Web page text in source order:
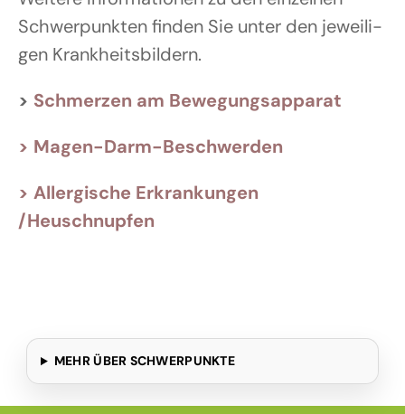
Schwer­punk­ten fin­den Sie unter den jewei­li­
gen Krank­heits­bil­dern.
> Schmer­zen am Bewe­gungs­ap­pa­rat
> Magen-Darm-Beschwer­den
> All­er­gi­sche Erkran­kun­gen
/Heuschnupfen
MEHR ÜBER SCHWER­PUNK­TE